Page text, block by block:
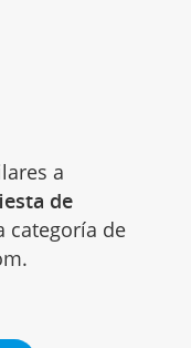
a
de
categoría de